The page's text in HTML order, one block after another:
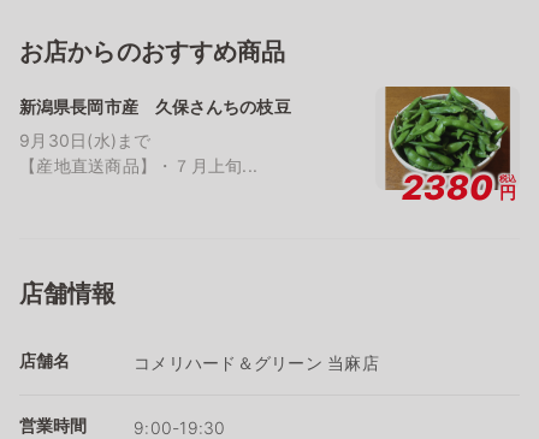
お店からのおすすめ商品
新潟県長岡市産 久保さんちの枝豆
9月30日(水)まで
【産地直送商品】・７月上旬...
2380 税込
円
店舗情報
店舗名 コメリハード＆グリーン 当麻店
営業時間 9:00-19:30